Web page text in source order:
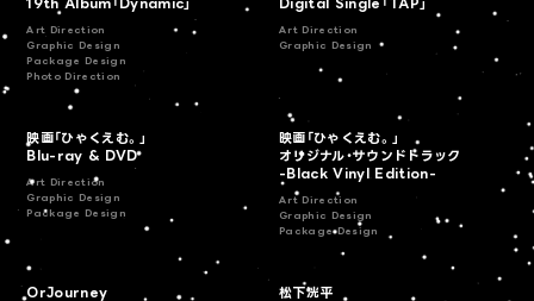
19th Album「Dynamic」
Art Direction
Graphic Design
Package Design
Photo Direction
Digital Single「TAP」
Art Direction
Graphic Design
映画「ひゃくえむ。」
Blu-ray & DVD
Art Direction
Graphic Design
Package Design
映画「ひゃくえむ。」
オリジナル・サウンドトラック
-Black Vinyl Edition-
Art Direction
Graphic Design
Package Design
OrJourney
松下洸平